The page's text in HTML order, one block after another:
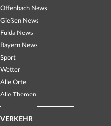
Offenbach News
Gießen News
Fulda News
Bayern News
Sport
Wetter
Alle Orte
Alle Themen
VERKEHR